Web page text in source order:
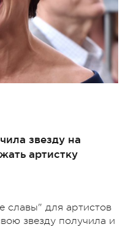
звезду на
артистку
славы" для артистов
звезду получила и